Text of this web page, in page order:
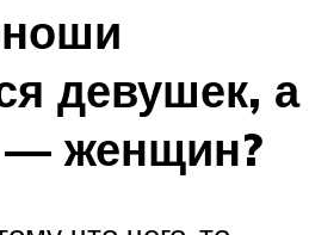
девушек, а
женщин?